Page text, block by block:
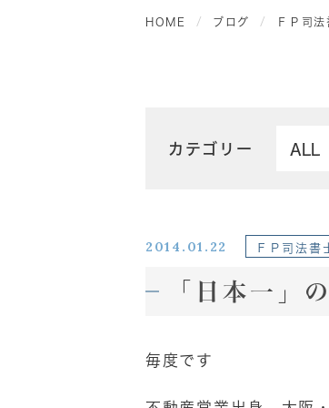
HOME ブログ ＦＰ司法
カテゴリー
2014.01.22 ＦＰ司法書
「日本一」
毎度です